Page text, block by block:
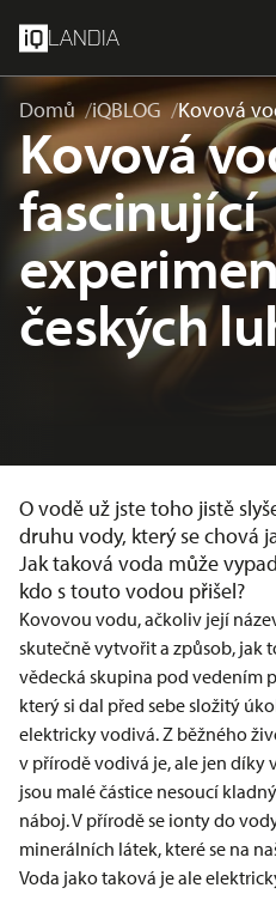
LANDIA
Domů iQBLOG Kovová
Kovová
fascinující
českých
O vodě už jste toho jistě
druhu vody, který se chová
Jak taková voda může
kdo s touto vodou přišel?
Kovovou vodu, ačkoliv její
skutečně vytvořit a způsob, jak
vědecká skupina pod vedením
který si dal před sebe složitý
elektricky vodivá. Z běžného
v přírodě vodivá je, ale jen díky
jsou malé částice nesoucí
náboj. V přírodě se ionty do
minerálních látek, které se na
Voda jako taková je ale